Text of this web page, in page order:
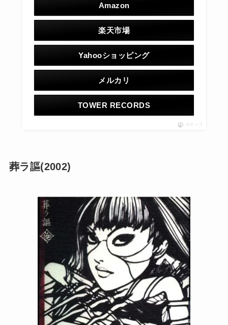
Amazon
楽天市場
Yahooショッピング
メルカリ
TOWER RECORDS
ポチップ
葬ラ謳(2002)